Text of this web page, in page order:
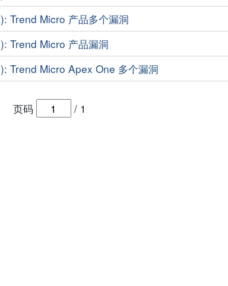
Trend Micro 产品多个漏洞
Trend Micro 产品漏洞
Trend Micro Apex One 多个漏洞
页码 / 1